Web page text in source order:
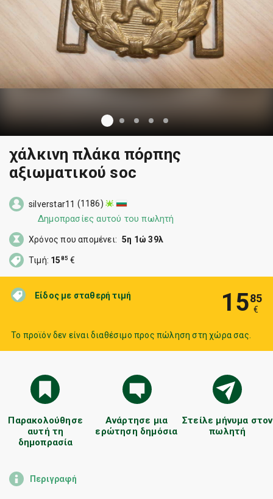
χάλκινη πλάκα πόρπης
αξιωματικού soc
Είδος με σταθερή τιμή 1585
€
Το προϊόν δεν είναι διαθέσιμο προς πώληση στη χώρα σας.
Παρακολούθησε
αυτή τη
δημοπρασία
Ανάρτησε μια
ερώτηση δημόσια
Στείλε μήνυμα στον
πωλητή
silverstar11 (1186)
Δημοπρασίες αυτού του πωλητή
Χρόνος που απομένει: 5η 1ώ 39λ
Τιμή: 1585 €
Περιγραφή